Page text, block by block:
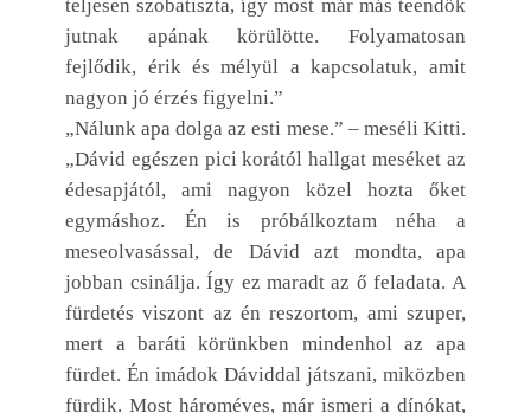
teljesen szobatiszta, így most már más teendők
jutnak apának körülötte. Folyamatosan
fejlődik, érik és mélyül a kapcsolatuk, amit
nagyon jó érzés figyelni.”
„Nálunk apa dolga az esti mese.” – meséli Kitti.
„Dávid egészen pici korától hallgat meséket az
édesapjától, ami nagyon közel hozta őket
egymáshoz. Én is próbálkoztam néha a
meseolvasással, de Dávid azt mondta, apa
jobban csinálja. Így ez maradt az ő feladata. A
fürdetés viszont az én reszortom, ami szuper,
mert a baráti körünkben mindenhol az apa
fürdet. Én imádok Dáviddal játszani, miközben
fürdik. Most hároméves, már ismeri a dínókat,